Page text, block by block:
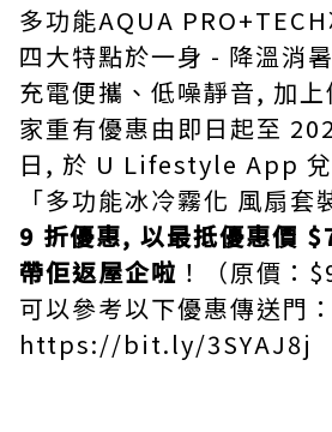
多功能AQUA
四大特點於一身 - 降溫消
充電便攜、低噪靜音, 加
家重有優惠由即日起至
日, 於 U Lifestyle App 兌
「多功能冰冷霧化 風扇
9 折優惠, 以最抵優惠價
帶佢返屋企啦 ！（原價：
可以參考以下優惠傳送門：
https://bit.ly/3SYAJ8j